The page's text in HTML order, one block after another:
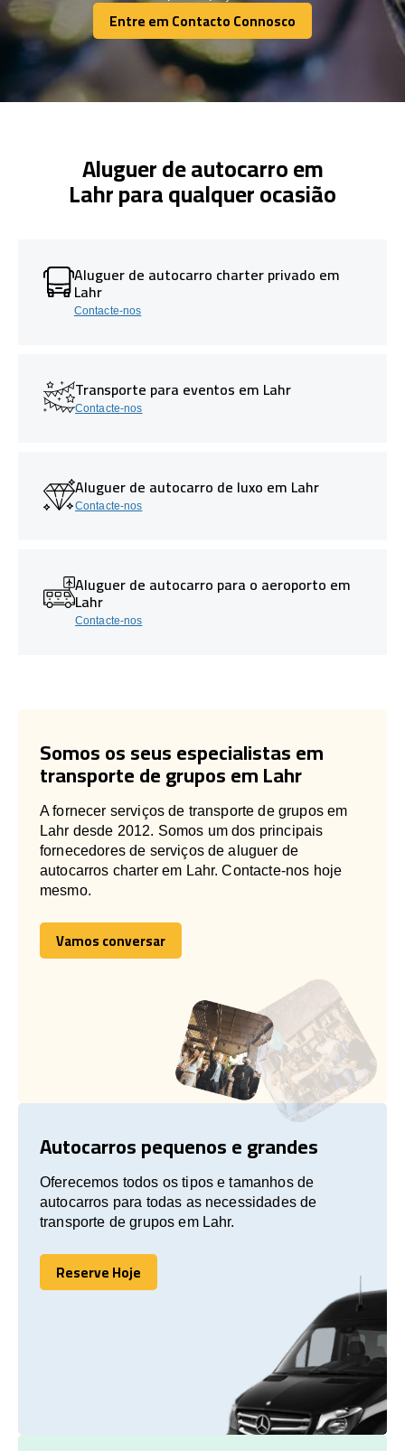
Entre em Contacto Connosco
Entre em Contacto Connosco
Aluguer de autocarro em
Lahr para qualquer ocasião
Aluguer de autocarro charter privado em
Lahr
Contacte-nos
Transporte para eventos em Lahr
Contacte-nos
Aluguer de autocarro de luxo em Lahr
Contacte-nos
Aluguer de autocarro para o aeroporto em
Lahr
Contacte-nos
Somos os seus especialistas em
transporte de grupos em Lahr
A fornecer serviços de transporte de grupos em
Lahr desde 2012. Somos um dos principais
fornecedores de serviços de aluguer de
autocarros charter em Lahr. Contacte-nos hoje
mesmo.
Vamos conversar
Vamos conversar
Autocarros pequenos e grandes
Oferecemos todos os tipos e tamanhos de
autocarros para todas as necessidades de
transporte de grupos em Lahr.
Reserve Hoje
Reserve Hoje